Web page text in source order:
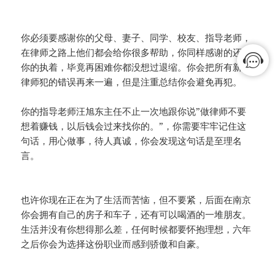
你必须要感谢你的父母、妻子、同学、校友、指导老师，
在律师之路上他们都会给你很多帮助，你同样感谢的还有
你的执着，毕竟再困难你都没想过退缩。你会把所有新人
律师犯的错误再来一遍，但是注重总结你会避免再犯。
你的指导老师汪旭东主任不止一次地跟你说”做律师不要
想着赚钱，以后钱会过来找你的。”，你需要牢牢记住这
句话，用心做事，待人真诚，你会发现这句话是至理名
言。
也许你现在正在为了生活而苦恼，但不要紧，后面在南京
你会拥有自己的房子和车子，还有可以喝酒的一堆朋友。
生活并没有你想得那么差，任何时候都要怀抱理想，六年
之后你会为选择这份职业而感到骄傲和自豪。